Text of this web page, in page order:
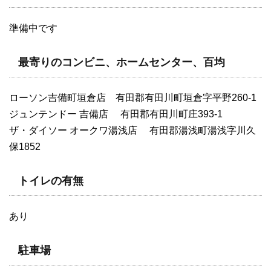
準備中です
最寄りのコンビニ、ホームセンター、百均
ローソン吉備町垣倉店 有田郡有田川町垣倉字平野260-1
ジュンテンドー 吉備店 有田郡有田川町庄393-1
ザ・ダイソー オークワ湯浅店 有田郡湯浅町湯浅字川久
保1852
トイレの有無
あり
駐車場